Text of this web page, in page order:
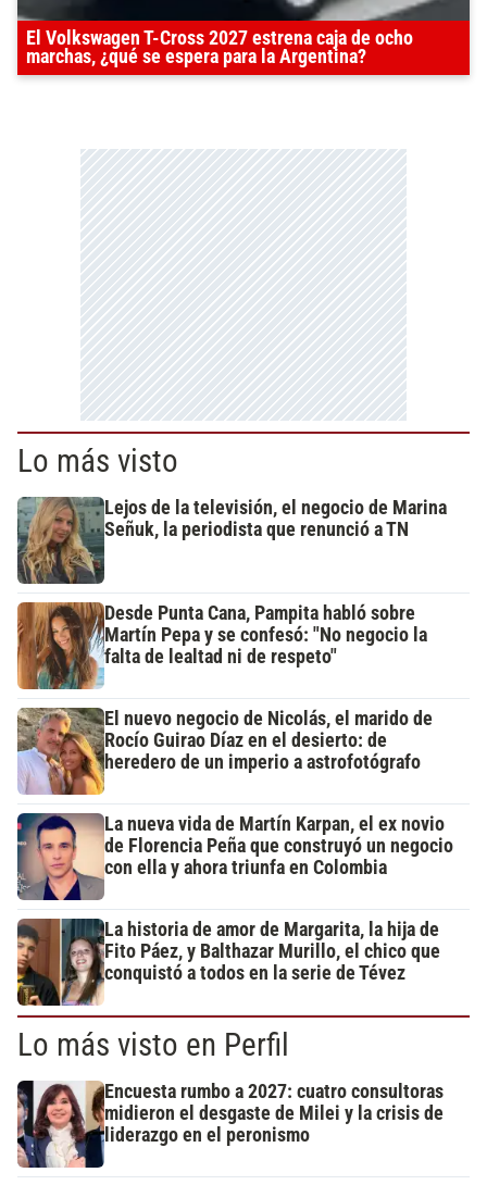
El Volkswagen T-Cross 2027 estrena caja de ocho
marchas, ¿qué se espera para la Argentina?
Lo más visto
Lejos de la televisión, el negocio de Marina
Señuk, la periodista que renunció a TN
Desde Punta Cana, Pampita habló sobre
Martín Pepa y se confesó: "No negocio la
falta de lealtad ni de respeto"
El nuevo negocio de Nicolás, el marido de
Rocío Guirao Díaz en el desierto: de
heredero de un imperio a astrofotógrafo
La nueva vida de Martín Karpan, el ex novio
de Florencia Peña que construyó un negocio
con ella y ahora triunfa en Colombia
La historia de amor de Margarita, la hija de
Fito Páez, y Balthazar Murillo, el chico que
conquistó a todos en la serie de Tévez
Lo más visto en Perfil
Encuesta rumbo a 2027: cuatro consultoras
midieron el desgaste de Milei y la crisis de
liderazgo en el peronismo